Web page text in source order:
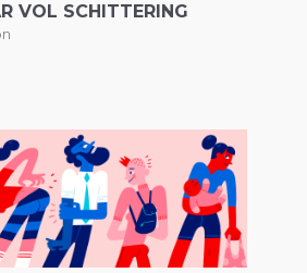
VOL SCHITTERING